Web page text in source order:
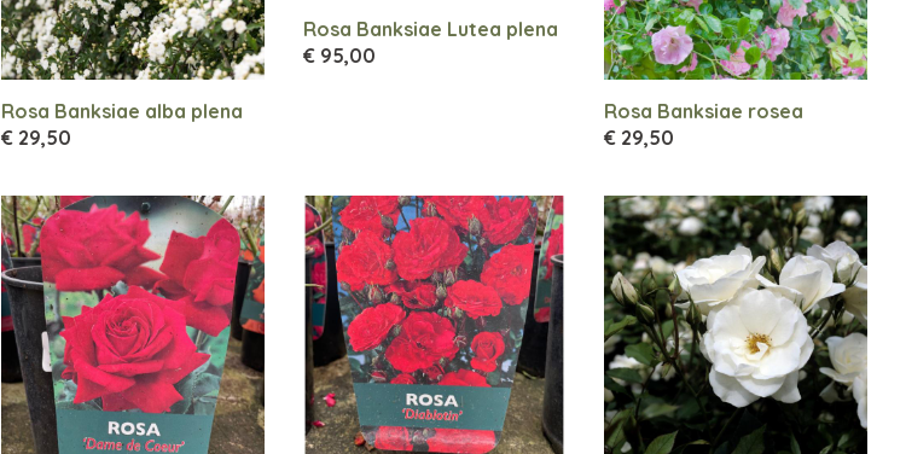
Rosa Banksiae alba plena
€ 29,50
Rosa Banksiae Lutea plena
€ 95,00
Rosa Banksiae rosea
€ 29,50